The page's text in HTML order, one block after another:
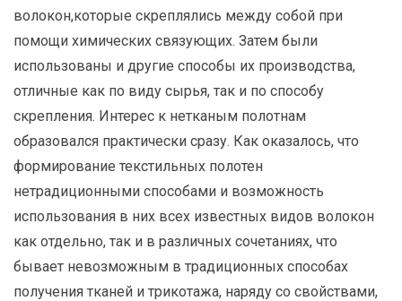
волокон,которые скреплялись между собой при
помощи химических связующих. Затем были
использованы и другие способы их производства,
отличные как по виду сырья, так и по способу
скрепления. Интерес к нетканым полотнам
образовался практически сразу. Как оказалось, что
формирование текстильных полотен
нетрадиционными способами и возможность
использования в них всех известных видов волокон
как отдельно, так и в различных сочетаниях, что
бывает невозможным в традиционных способах
получения тканей и трикотажа, наряду со свойствами,